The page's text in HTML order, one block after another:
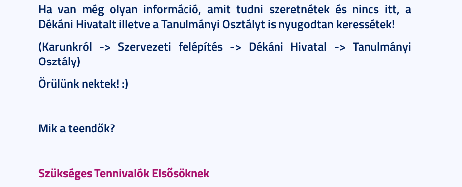
Ha van még olyan információ, amit tudni szeretnétek és nincs itt, a
Dékáni Hivatalt illetve a Tanulmányi Osztályt is nyugodtan keressétek!
(Karunkról -> Szervezeti felépítés -> Dékáni Hivatal -> Tanulmányi
Osztály)
Örülünk nektek! :)
Mik a teendők?
Szükséges Tennivalók Elsősöknek